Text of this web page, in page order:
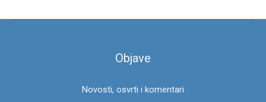
a
Objave
Novosti, osvrti i komentari